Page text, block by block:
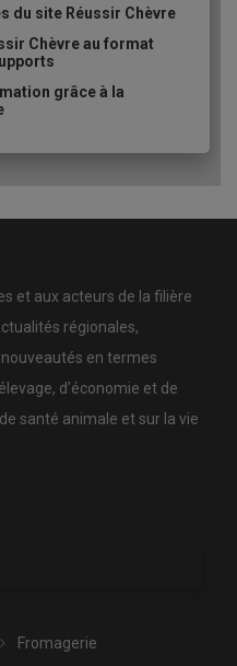
! »
de chèvres
chiffrer et dessiner
comme chevrière
avant de m’installer
»
une ferme pour
de chèvres ! »
du site Réussir Chèvre
Chèvre au format
grâce à la
et aux acteurs de la filière
régionales,
en termes
d’économie et de
santé animale et sur la vie
Fromagerie